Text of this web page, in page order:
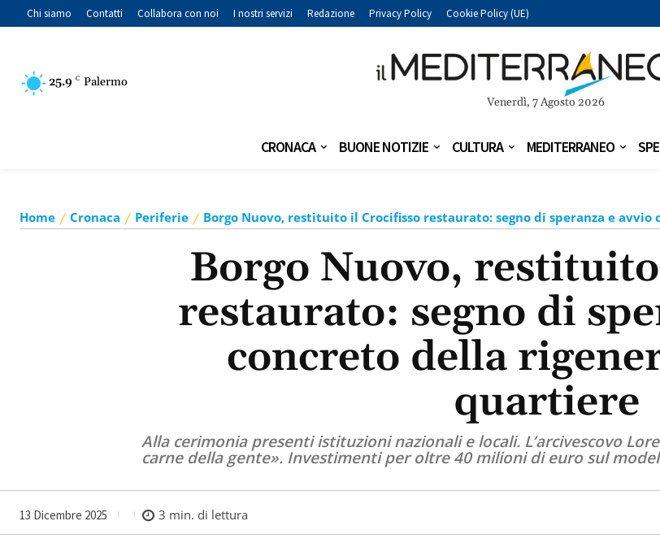
Chi siamo Contatti Collabora con noi I nostri servizi Redazione Privacy Policy Cookie Policy (UE)
25.9 C Palermo
Venerdì, 7 Agosto 2026
CRONACA BUONE NOTIZIE CULTURA MEDITERRANEO
Home Cronaca Periferie Borgo Nuovo, restituito il Crocifisso restaurato: segno di speranza e
Borgo Nuovo,
restaurato: segno di
concreto della
quartiere
Alla cerimonia presenti istituzioni nazionali e locali. L’arcivescovo
carne della gente». Investimenti per oltre 40 milioni di euro sul
13 Dicembre 2025 3 min. di lettura